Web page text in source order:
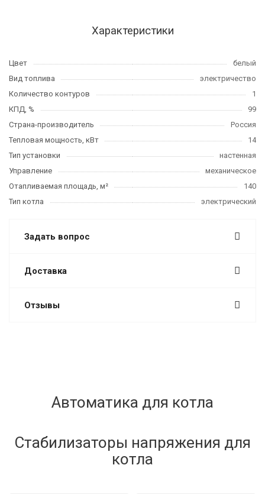
Характеристики
Цвет
белый
Вид топлива
электричество
Количество контуров
1
КПД, %
99
Страна-производитель
Россия
Тепловая мощность, кВт
14
Тип установки
настенная
Управление
механическое
Отапливаемая площадь, м²
140
Тип котла
электрический
Задать вопрос
Доставка
Отзывы
Автоматика для котла
Стабилизаторы напряжения для
котла